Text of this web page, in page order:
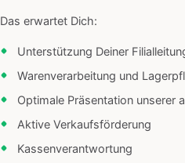
Das erwartet Dich:
Unterstützung Deiner
Warenverarbeitung und
Optimale Präsentation unserer
Aktive Verkaufsförderung
Kassenverantwortung